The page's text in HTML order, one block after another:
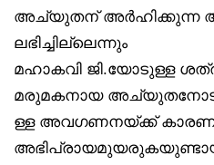
അച്യുതന് അർഹിക്കുന്ന
ലഭിച്ചില്ലെന്നും
മഹാകവി ജി.യോടുള്ള
മരുമകനായ
ള്ള അവഗണനയ്ക്ക്